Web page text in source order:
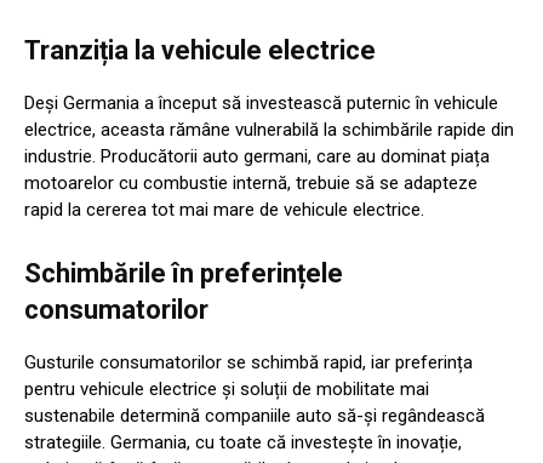
Tranziția la vehicule electrice
Deși Germania a început să investească puternic în vehicule
electrice, aceasta rămâne vulnerabilă la schimbările rapide din
industrie. Producătorii auto germani, care au dominat piața
motoarelor cu combustie internă, trebuie să se adapteze
rapid la cererea tot mai mare de vehicule electrice.
Schimbările în preferințele
consumatorilor
Gusturile consumatorilor se schimbă rapid, iar preferința
pentru vehicule electrice și soluții de mobilitate mai
sustenabile determină companiile auto să-și regândească
strategiile. Germania, cu toate că investește în inovație,